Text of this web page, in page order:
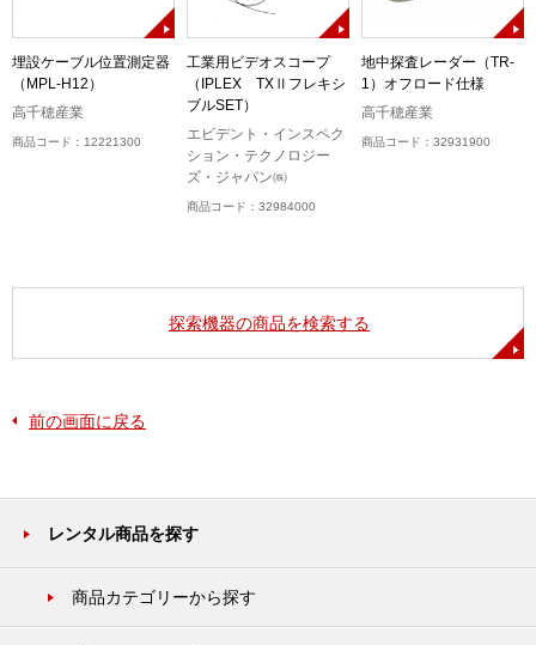
埋設ケーブル位置測定器
（MPL-H12）
高千穂産業
商品コード：12221300
工業用ビデオスコープ
（IPLEX TXⅡフレキシ
ブルSET）
エビデント・インスペク
ション・テクノロジー
ズ・ジャパン㈱
商品コード：32984000
地中探査レーダー（TR-
1）オフロード仕様
高千穂産業
商品コード：32931900
探索機器の商品を検索する
前の画面に戻る
レンタル商品を探す
商品カテゴリーから探す